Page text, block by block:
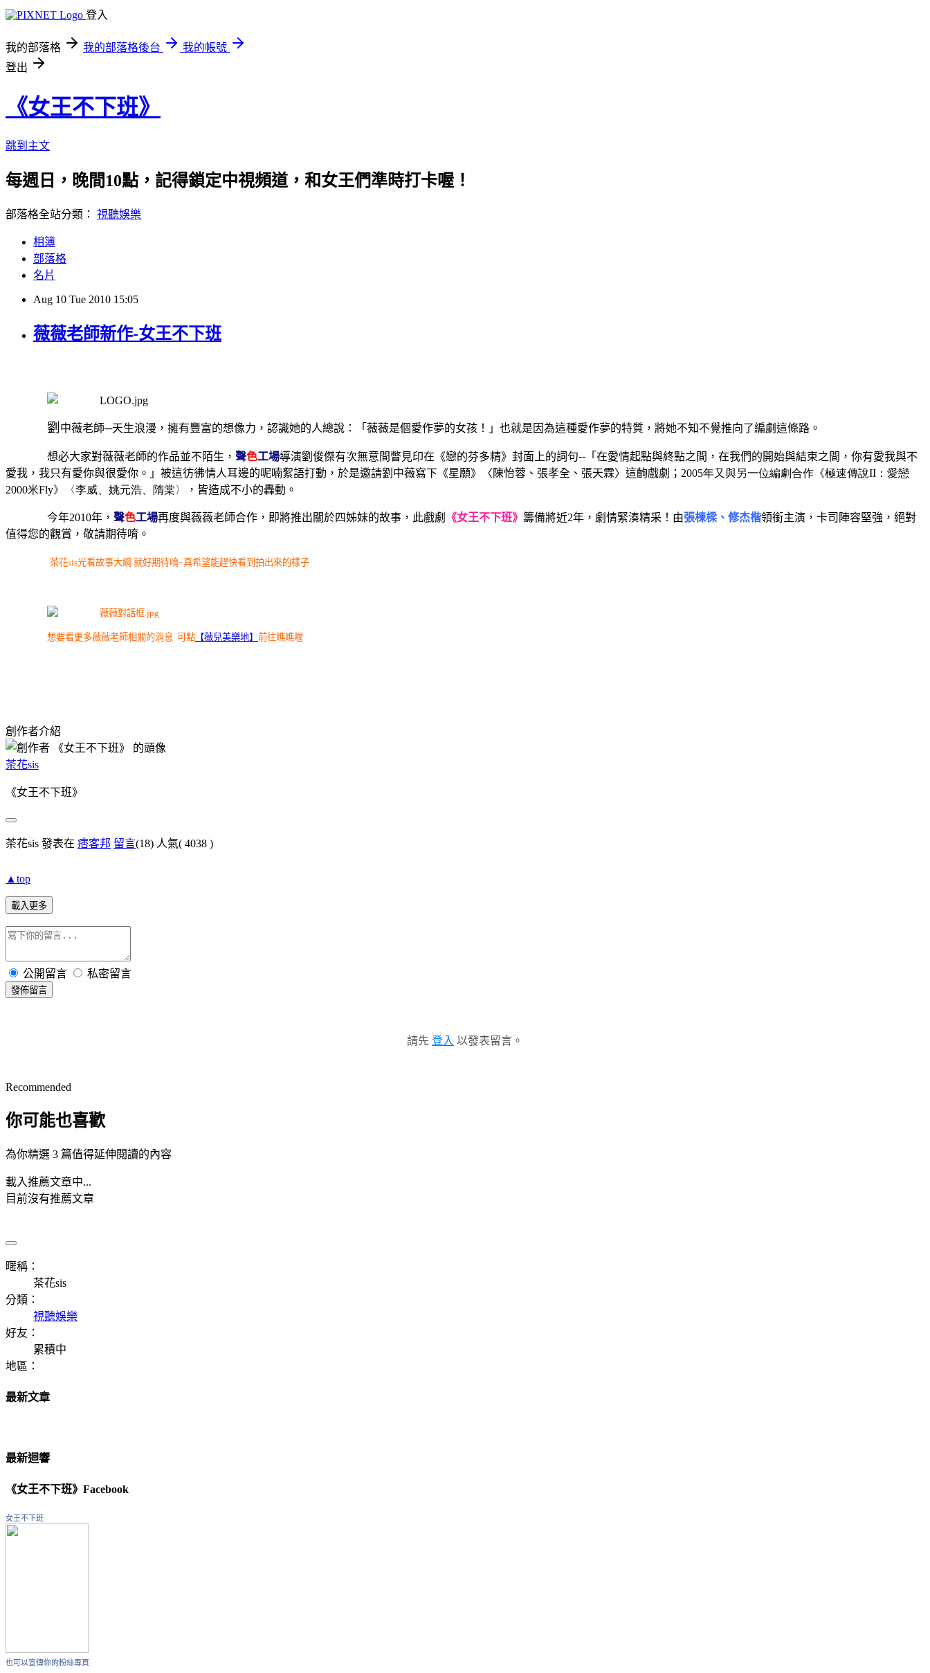
登入
我的部落格 我的部落格後台
我的帳號
登出
《女王不下班》
跳到主文
每週日，晚間10點，記得鎖定中視頻道，和女王們準時打卡喔！
部落格全站分類： 視聽娛樂
相簿
部落格
名片
Aug 10 Tue 2010 15:05
薇薇老師新作-女王不下班
劉 中薇老師─天生浪漫，擁有豐富的想像力，認識她的人總說：「薇薇是個愛作夢的女孩！」也就是因為這種愛作夢的特質，將她不知不覺推向了編劇這條路。
想必大家對薇薇老師的作品並不陌生，聲色工場導演劉俊傑有次無意間瞥見印在《戀的芬多精》封面上的詞句-- 「在愛情起點與終點之間，在我們的開始與結束之間，你有愛我與不
愛我，我只有愛你與很愛你。」被這彷彿情人耳邊的呢喃絮語打動，於是邀請劉中薇寫下 《星願》 〈陳怡蓉、張孝全、張天霖〉這齣戲劇； 2005年又與另一位編劇合作《極速傳說II：愛戀
2000米Fly》〈李威、姚元浩、隋棠〉
，皆造成不小的轟動。
今年2010年，聲色工場再度與薇薇老師合作，即將推出關於四姊妹的故事，此戲劇 《女王不下班》籌備將近2年，劇情緊湊精采！由張棟樑、修杰楷領銜主演，卡司陣容堅強，絕對
值得您的觀賞，敬請期待唷。
茶花sis光看故事大綱 就好期待唷~真希望能趕快看到拍出來的樣子
想要看更多薇薇老師相關的消息 可點 【薇兒美樂地】 前往瞧瞧喔
創作者介紹
茶花sis
《女王不下班》
茶花sis 發表在 痞客邦 留言(18) 人氣( 4038 )
▲top
載入更多
公開留言 私密留言
發佈留言
請先 登入 以發表留言。
Recommended
你可能也喜歡
為你精選 3 篇值得延伸閱讀的內容
載入推薦文章中...
目前沒有推薦文章
暱稱：
茶花sis
分類：
視聽娛樂
好友：
累積中
地區：
最新文章
最新迴響
《女王不下班》Facebook
女王不下班
也可以宣傳你的粉絲專頁